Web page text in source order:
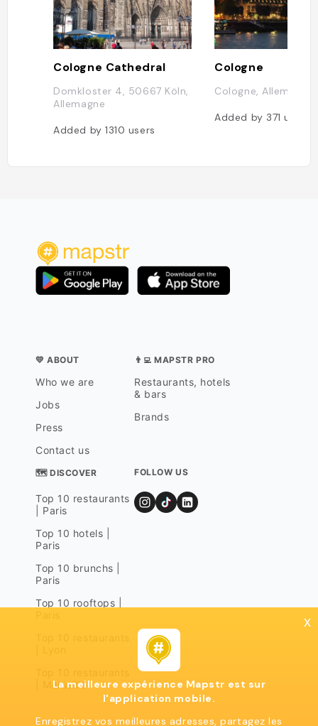
Cologne Cathedral
Domkloster 4, 50667 Köln,
Allemagne
Added by1310 users
Cologne
Cologne, Allemagne
Added by 371users
💛 ABOUT
Who we are
Jobs
Press
Contact us
👨‍💻 MAPSTR PRO
Restaurants, hotels
& bars
Brands
🗺 DISCOVER
Top 10 restaurants
| Paris
Top 10 hotels |
Paris
Top 10 brunchs |
Paris
Top 10 rooftops |
| Marseille
FOLLOW US
x
La meilleure expérience Mapstr est sur
l'application mobile.
Enregistrez vos meilleures adresses, partagez les